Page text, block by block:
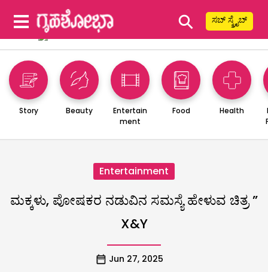
⚲ ಸಬ್ ಸ್ಕ್ರೈಬ್
Story Beauty
Entertain
ment
Food Health
Entertainment
ಮಕ್ಕಳು, ಪೋಷಕರ ನಡುವಿನ ಸಮಸ್ಯೆ ಹೇಳುವ ಚಿತ್ರ ”
X&Y
Jun 27, 2025